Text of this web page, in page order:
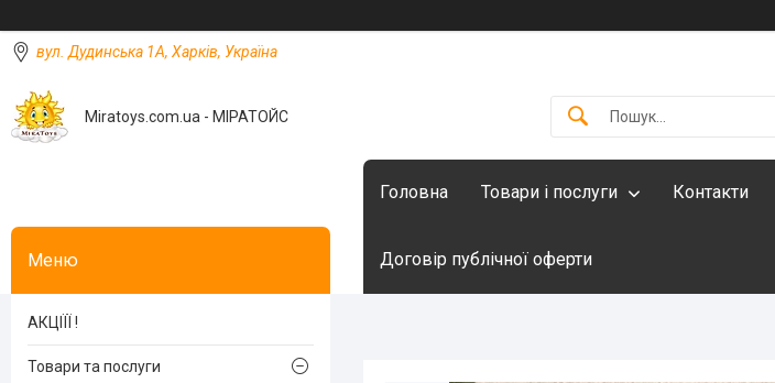
вул. Дудинська 1А, Харків, Україна
Miratoys.com.ua - МІРАТОЙС
Головна Товари і послуги Контакти
Договір публічної оферти
АКЦІЇЇ !
Товари та послуги